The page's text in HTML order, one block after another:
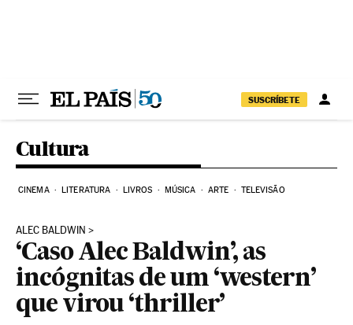
SUSCRÍBETE
Cultura
CINEMA LITERATURA LIVROS MÚSICA ARTE TELEVISÃO
ALEC BALDWIN
‘Caso Alec Baldwin’, as
incógnitas de um ‘western’
que virou ‘thriller’